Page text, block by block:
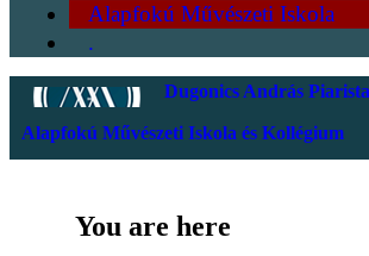
Alapfokú Művészeti Iskola
.
Dugonics András
Alapfokú Művészeti Iskola és Kollégium
You are here